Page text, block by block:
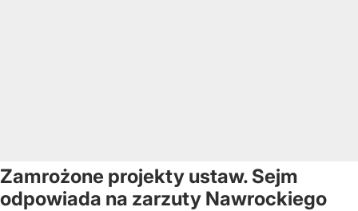
Zamrożone projekty ustaw. Sejm
odpowiada na zarzuty Nawrockiego